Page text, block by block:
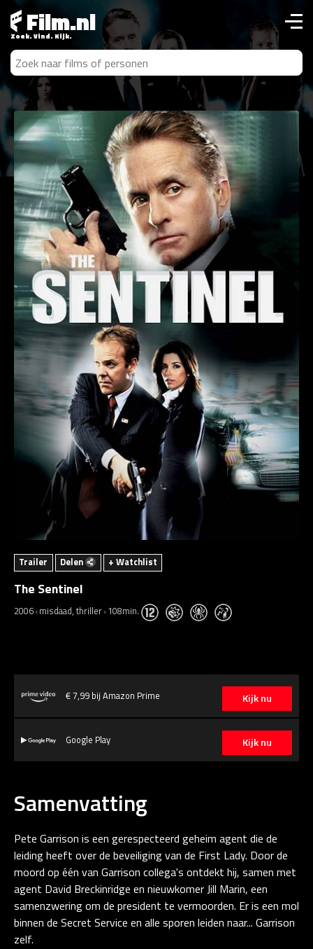
Film.nl
Zoek. Vind. Kijk.
Trailer Delen + Watchlist
The Sentinel
2006 misdaad, thriller 108min.
Kijk nu
€ 7,99 bij Amazon Prime
Kijk nu
Google Play
Samenvatting
Pete Garrison is een gerespecteerd geheim agent die de
leiding heeft over de beveiliging van de First Lady. Door de
moord op één van Garrison collega's ontdekt hij, samen met
agent David Breckinridge en nieuwkomer Jill Marin, een
samenzwering om de president te vermoorden. Er is een mol
binnen de Secret Service en alle sporen leiden naar... Garrison
zelf.